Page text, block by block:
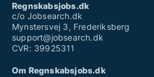
Regnskabsjobs.dk
c/o Jobsearch.dk
Mynstersvej 3, Frederiksberg
support@jobsearch.dk
CVR: 39925311
Om Regnskabsjobs.dk